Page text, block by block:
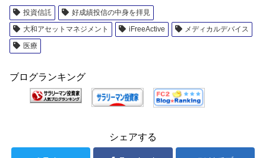
投資信託
好成績投信の中身を拝見
大和アセットマネジメント
iFreeActive
メディカルデバイス
医療
ブログランキング
シェアする